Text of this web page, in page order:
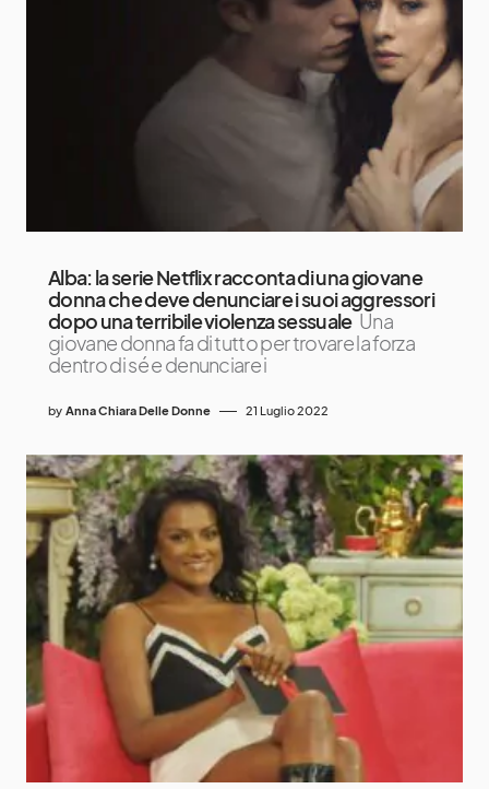
Alba: la serie Netflix racconta di una giovane
donna che deve denunciare i suoi aggressori
dopo una terribile violenza sessuale Una
giovane donna fa di tutto per trovare la forza
dentro di sé e denunciare i
by Anna Chiara Delle Donne 21 Luglio 2022